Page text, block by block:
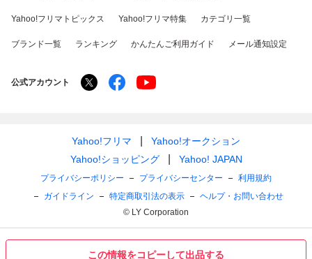
この情報をコピーして出品する
Yahoo!フリマトピックス Yahoo!フリマ特集 カテゴリ一覧
ブランド一覧 ランキング かんたんご利用ガイド メール通知設定
公式アカウント
Yahoo!フリマ
Yahoo!オークション
Yahoo!ショッピング
Yahoo! JAPAN
プライバシーポリシー プライバシーセンター
利用規約
ガイドライン
特定商取引法の表示
ヘルプ・お問い合わせ
© LY Corporation